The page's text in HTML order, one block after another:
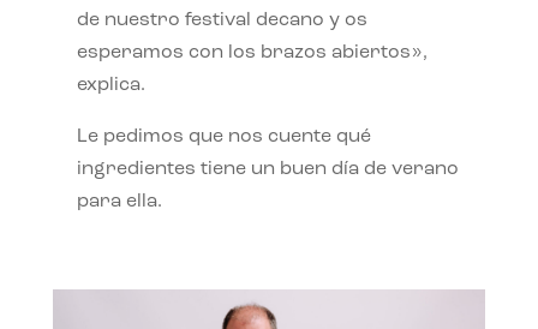
de nuestro festival decano y os
esperamos con los brazos abiertos»,
explica.
Le pedimos que nos cuente qué
ingredientes tiene un buen día de verano
para ella.